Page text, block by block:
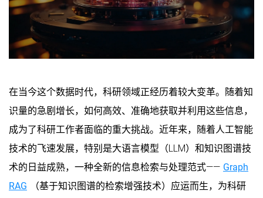
在当今这个数据时代，科研领域正经历着较大变革。随着知
识量的急剧增长，如何高效、准确地获取并利用这些信息，
成为了科研工作者面临的重大挑战。近年来，随着人工智能
技术的飞速发展，特别是大语言模型（LLM）和知识图谱技
术的日益成熟，一种全新的信息检索与处理范式—— Graph
RAG
（基于知识图谱的检索增强技术）应运而生，为科研